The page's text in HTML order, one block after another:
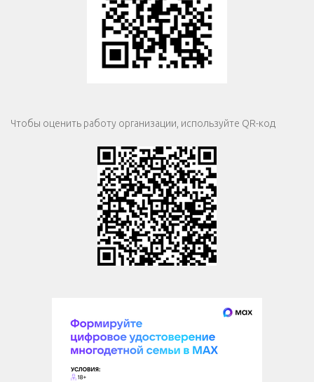
Чтобы оценить работу организации, используйте QR-код